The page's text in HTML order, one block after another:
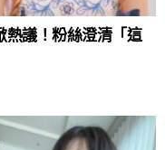
熱議！粉絲澄清「這